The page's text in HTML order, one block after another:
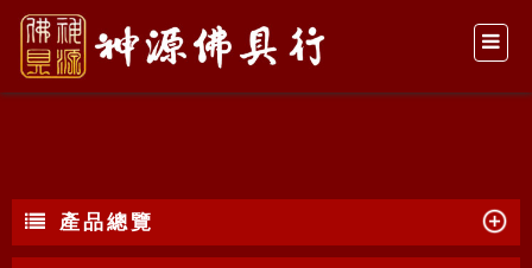
鑼.鼓.鈔<鑼鼓喧天>
產品總覽